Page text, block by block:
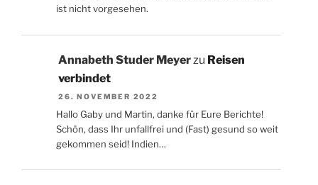
ist nicht vorgesehen.
Annabeth Studer Meyerzu Reisen
verbindet
26. NOVEMBER 2022
Hallo Gaby und Martin, danke für Eure Berichte!
Schön, dass Ihr unfallfrei und (Fast) gesund so weit
gekommen seid! Indien…